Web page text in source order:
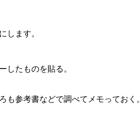
します。
したものを貼る。
も参考書などで調べてメモっておく。